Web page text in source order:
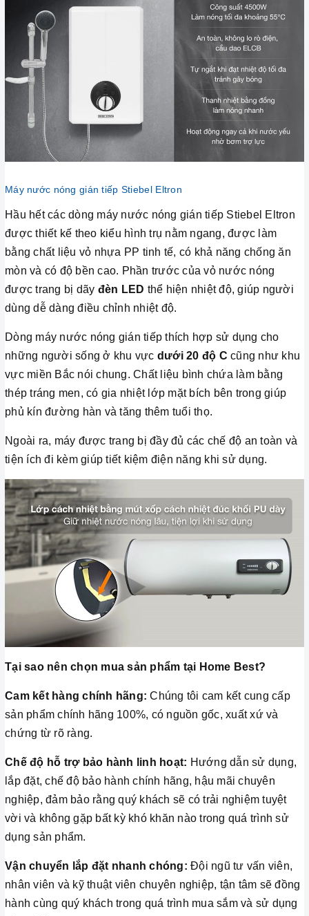
Máy nước nóng gián tiếp Stiebel Eltron
Hầu hết các dòng máy nước nóng gián tiếp Stiebel Eltron
được thiết kế theo kiểu hình trụ nằm ngang, được làm
bằng chất liệu vỏ nhựa PP tinh tế, có khả năng chống ăn
mòn và có độ bền cao. Phần trước của vỏ nước nóng
được trang bị dãy đèn LED thể hiện nhiệt độ, giúp người
dùng dễ dàng điều chỉnh nhiệt độ.
Dòng máy nước nóng gián tiếp thích hợp sử dụng cho
những người sống ở khu vực dưới 20 độ C cũng như khu
vực miền Bắc nói chung. Chất liệu bình chứa làm bằng
thép tráng men, có gia nhiệt lớp mặt bích bên trong giúp
phủ kín đường hàn và tăng thêm tuổi thọ.
Ngoài ra, máy được trang bị đầy đủ các chế độ an toàn và
tiện ích đi kèm giúp tiết kiệm điện năng khi sử dụng.
Tại sao nên chọn mua sản phẩm tại Home Best?
Cam kết hàng chính hãng:Chúng tôi cam kết cung cấp
sản phẩm chính hãng 100%, có nguồn gốc, xuất xứ và
chứng từ rõ ràng.
Chế độ hỗ trợ bảo hành linh hoạt: Hướng dẫn sử dụng,
lắp đặt, chế độ bảo hành chính hãng, hậu mãi chuyên
nghiệp, đảm bảo rằng quý khách sẽ có trải nghiệm tuyệt
vời và không gặp bất kỳ khó khăn nào trong quá trình sử
dụng sản phẩm.
Vận chuyển lắp đặt nhanh chóng: Đội ngũ tư vấn viên,
nhân viên và kỹ thuật viên chuyên nghiệp, tận tâm sẽ đồng
hành cùng quý khách trong quá trình mua sắm và sử dụng